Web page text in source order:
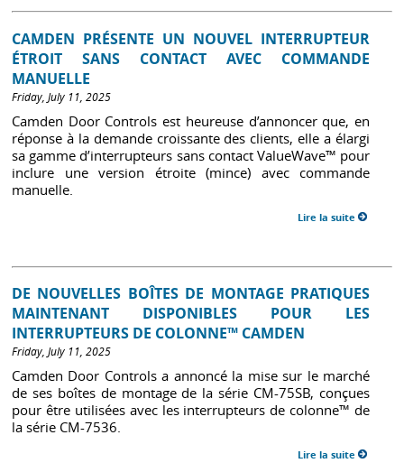
CAMDEN PRÉSENTE UN NOUVEL INTERRUPTEUR
ÉTROIT SANS CONTACT AVEC COMMANDE
MANUELLE
Friday, July 11, 2025
Camden Door Controls est heureuse d’annoncer que, en
réponse à la demande croissante des clients, elle a élargi
sa gamme d’interrupteurs sans contact ValueWave™ pour
inclure une version étroite (mince) avec commande
manuelle.
Lire la suite
DE NOUVELLES BOÎTES DE MONTAGE PRATIQUES
MAINTENANT DISPONIBLES POUR LES
INTERRUPTEURS DE COLONNE™ CAMDEN
Friday, July 11, 2025
Camden Door Controls a annoncé la mise sur le marché
de ses boîtes de montage de la série CM-75SB, conçues
pour être utilisées avec les interrupteurs de colonne™ de
la série CM-7536.
Lire la suite